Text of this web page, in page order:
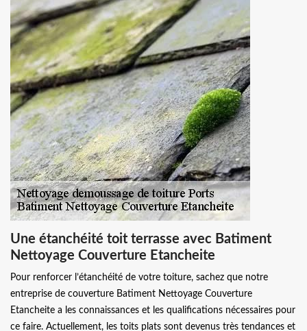
Une étanchéité toit terrasse avec Batiment
Nettoyage Couverture Etancheite
Pour renforcer l’étanchéité de votre toiture, sachez que notre
entreprise de couverture Batiment Nettoyage Couverture
Etancheite a les connaissances et les qualifications nécessaires pour
ce faire. Actuellement, les toits plats sont devenus très tendances et